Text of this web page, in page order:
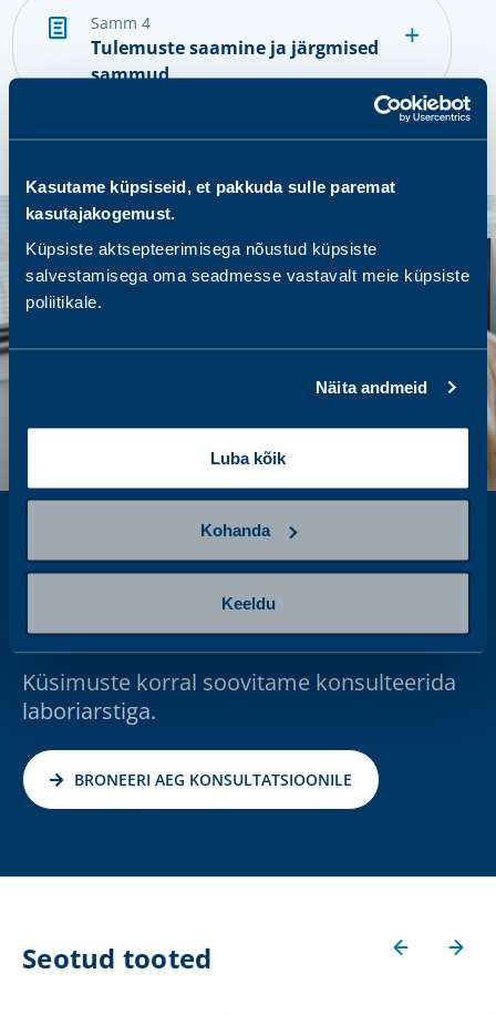
Kasutame küpsiseid, et pakkuda sulle paremat
kasutajakogemust.
Küpsiste aktsepteerimisega nõustud küpsiste
salvestamisega oma seadmesse vastavalt meie küpsiste
poliitikale.
Näita andmeid
Luba kõik
Kohanda
Keeldu
samm 4
Tulemuste saamine ja järgmised
sammud
Me oleme siin, et Sind
toetada.
Küsimuste korral soovitame konsulteerida
laboriarstiga.
BRONEERI AEG KONSULTATSIOONILE
Seotud tooted